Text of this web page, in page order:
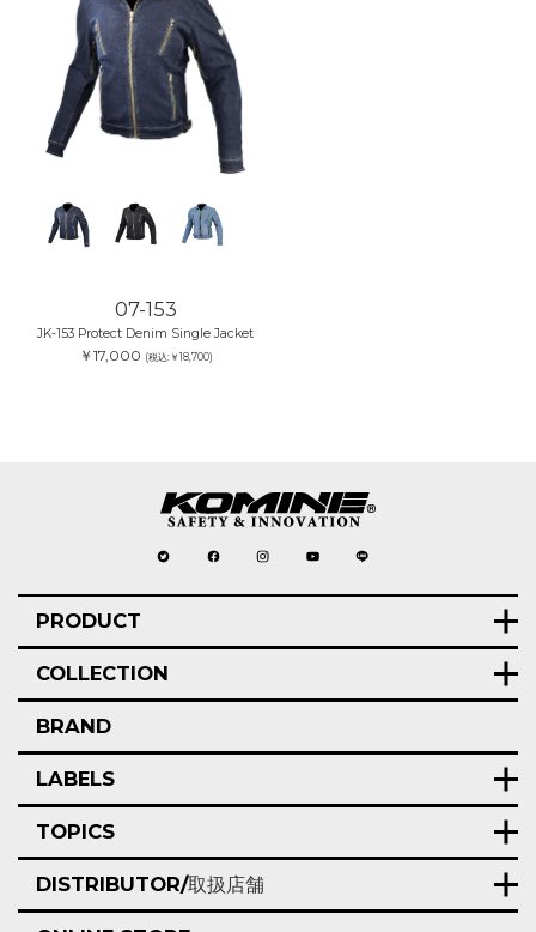
07-153
JK-153 Protect Denim Single Jacket
￥17,000 (税込:￥18,700)
PRODUCT
COLLECTION
BRAND
LABELS
TOPICS
DISTRIBUTOR/取扱店舗